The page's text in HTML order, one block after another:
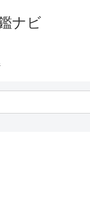
ナビ